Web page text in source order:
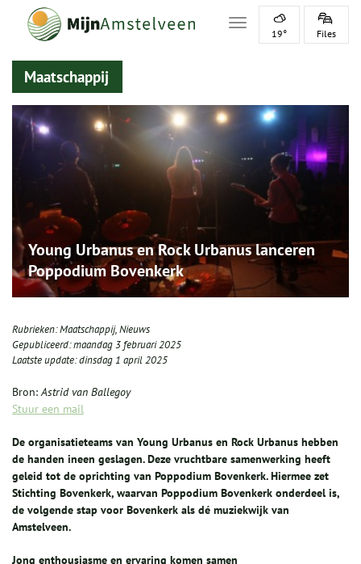
Toggle navigation
19° Files
Maatschappij
Young Urbanus en Rock Urbanus lanceren
Poppodium Bovenkerk
Rubrieken:Maatschappij,Nieuws
Gepubliceerd:maandag 3 februari 2025
Laatste update:dinsdag 1 april 2025
Bron:Astrid van Ballegoy
Stuur een mail
De organisatieteams van Young Urbanus en Rock Urbanus hebben
de handen ineen geslagen. Deze vruchtbare samenwerking heeft
geleid tot de oprichting van Poppodium Bovenkerk. Hiermee zet
Stichting Bovenkerk, waarvan Poppodium Bovenkerk onderdeel is,
de volgende stap voor Bovenkerk als dé muziekwijk van
Amstelveen.
Jong enthousiasme en ervaring komen samen